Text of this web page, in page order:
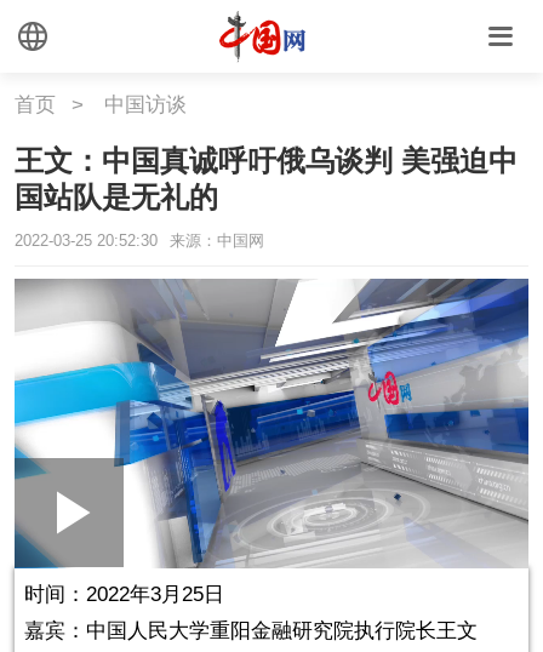
首页 > 中国访谈
王文：中国真诚呼吁俄乌谈判 美强迫中
国站队是无礼的
2022-03-25 20:52:30 来源：中国网
Play
Video
Picture-
in-
Picture
时间：2022年3月25日
嘉宾：中国人民大学重阳金融研究院执行院长王文